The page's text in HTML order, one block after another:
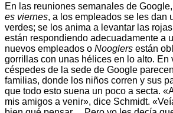
En las reuniones semanales de
es viernes, a los empleados se les dan
verdes; se los anima a levantar las
están respondiendo adecuadamente a
nuevos empleados o Nooglers están
gorrillas con unas hélices en lo alto. En
céspedes de la sede de Google
familias, donde los niños corren y sus
que todo esto suena un poco a secta.
mis amigos a venir», dice Schmidt.